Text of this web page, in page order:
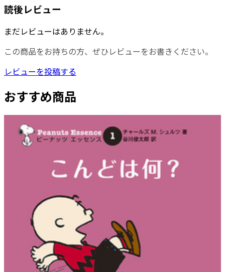
読後レビュー
まだレビューはありません。
この商品をお持ちの方、ぜひレビューをお書きください。
レビューを投稿する
おすすめ商品